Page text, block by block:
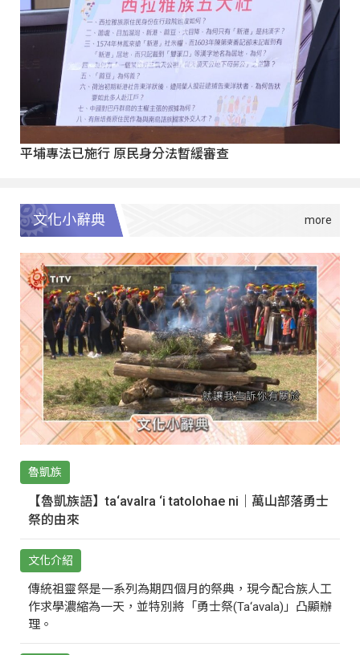
平埔專法已施行 原民身分法暫緩審查
文化小辭典
魯凱族
【魯凱族語】ta‘avalra ‘i tatolohae ni｜萬山部落勇士
祭的由來
文化介紹
傳統祖靈祭是一系列為期四個月的祭典，現今配合族人工
作求學濃縮為一天，並特別將「勇士祭(Ta‘avala)」凸顯辦
理。